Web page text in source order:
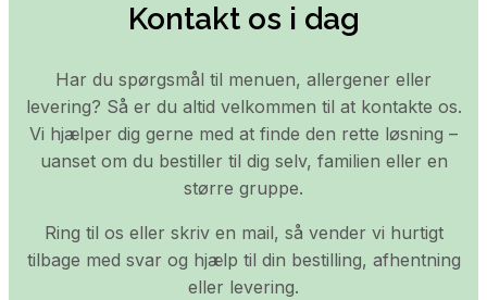
Kontakt os i dag
Har du spørgsmål til menuen, allergener eller
levering? Så er du altid velkommen til at kontakte os.
Vi hjælper dig gerne med at finde den rette løsning –
uanset om du bestiller til dig selv, familien eller en
større gruppe.
Ring til os eller skriv en mail, så vender vi hurtigt
tilbage med svar og hjælp til din bestilling, afhentning
eller levering.